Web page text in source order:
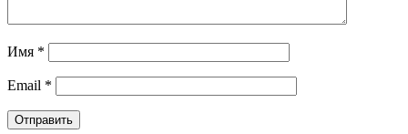
Имя *
Email *